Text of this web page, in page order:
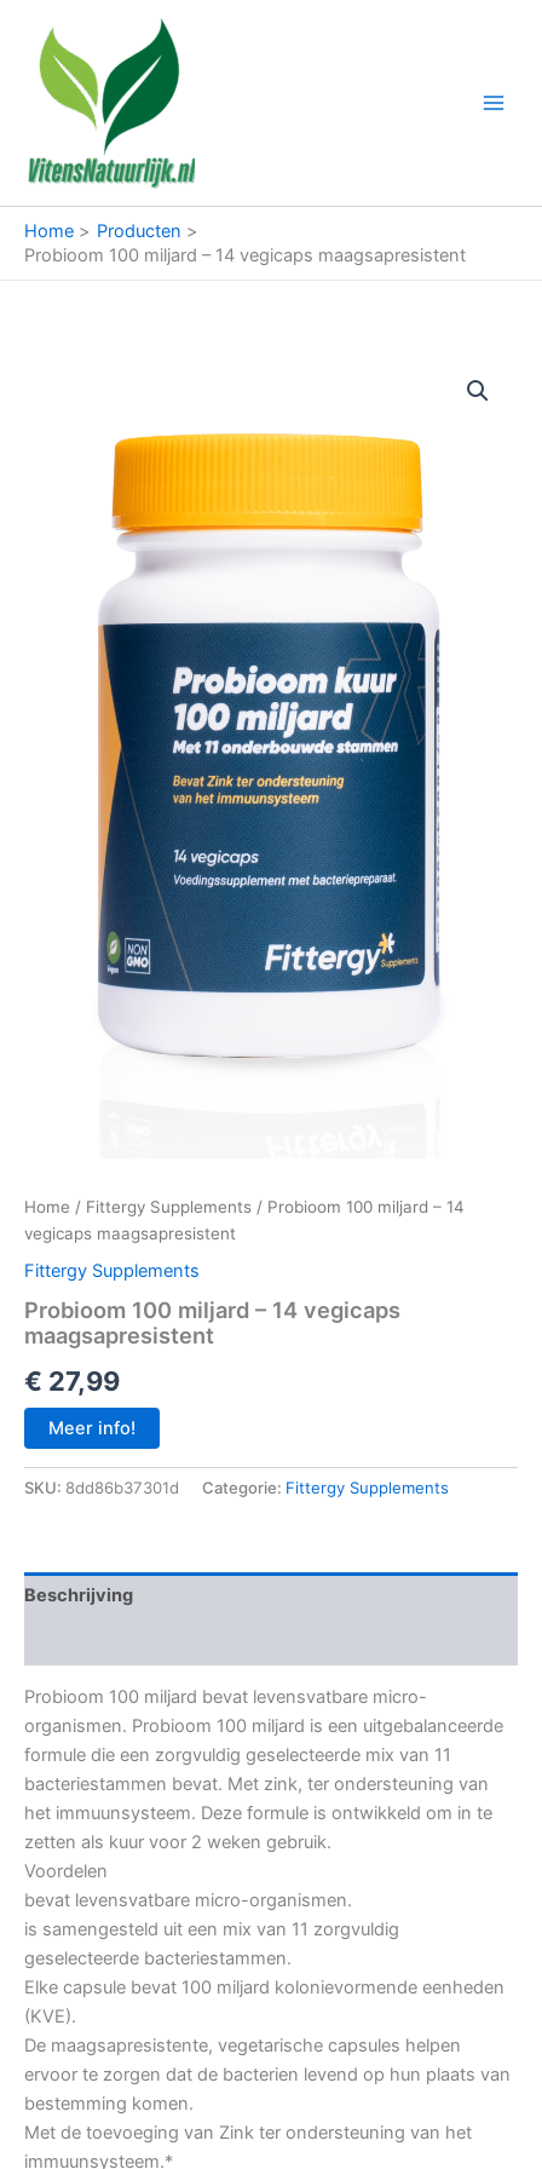
inhoud
Home
Producten
Probioom 100 miljard – 14 vegicaps maagsapresistent
Home / Fittergy Supplements / Probioom 100 miljard – 14
vegicaps maagsapresistent
Fittergy Supplements
Probioom 100 miljard – 14 vegicaps
maagsapresistent
€ 27,99
Meer info!
SKU: 8dd86b37301d Categorie: Fittergy Supplements
Beschrijving
Probioom 100 miljard bevat levensvatbare micro-
organismen. Probioom 100 miljard is een uitgebalanceerde
formule die een zorgvuldig geselecteerde mix van 11
bacteriestammen bevat. Met zink, ter ondersteuning van
het immuunsysteem. Deze formule is ontwikkeld om in te
zetten als kuur voor 2 weken gebruik.
Voordelen
bevat levensvatbare micro-organismen.
is samengesteld uit een mix van 11 zorgvuldig
geselecteerde bacteriestammen.
Elke capsule bevat 100 miljard kolonievormende eenheden
(KVE).
De maagsapresistente, vegetarische capsules helpen
ervoor te zorgen dat de bacterien levend op hun plaats van
bestemming komen.
Met de toevoeging van Zink ter ondersteuning van het
immuunsysteem.*